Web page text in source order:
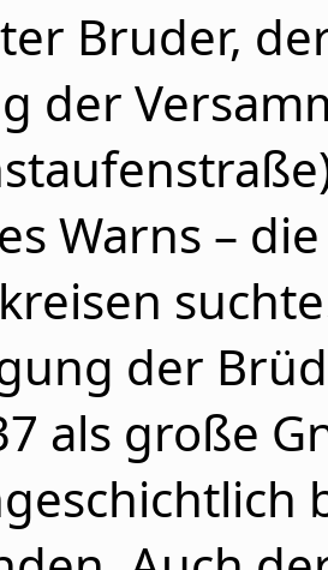
Bruder,
der
Warns –
der
als große